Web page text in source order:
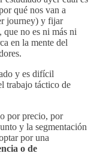
qué nos van a
journey) y fijar
que no es ni más ni
en la mente del
y es difícil
trabajo táctico de
por precio, por
y la segmentación
por una
o de